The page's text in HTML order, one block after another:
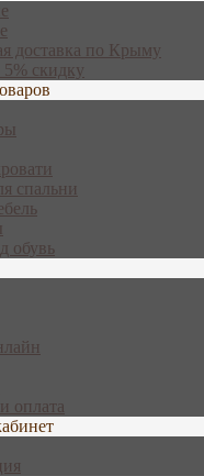
доставка по Крыму
скидку
спальни
обувь
оплата